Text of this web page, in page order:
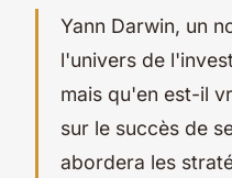
Yann Darwin, un
l'univers de
mais qu'en est-il
sur le succès de
abordera les